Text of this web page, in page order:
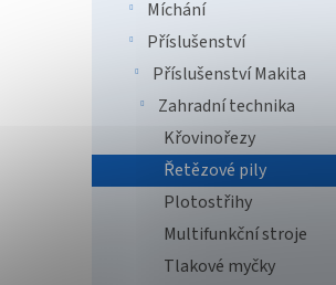
Míchání
Příslušenství
Příslušenství Makita
Zahradní technika
Křovinořezy
Řetězové pily
Plotostřihy
Multifunkční stroje
Tlakové myčky